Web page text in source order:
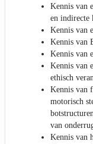
Kennis van
en indirecte
Kennis van
Kennis van
Kennis van
Kennis van
ethisch
Kennis van
motorisch
van
Kennis van